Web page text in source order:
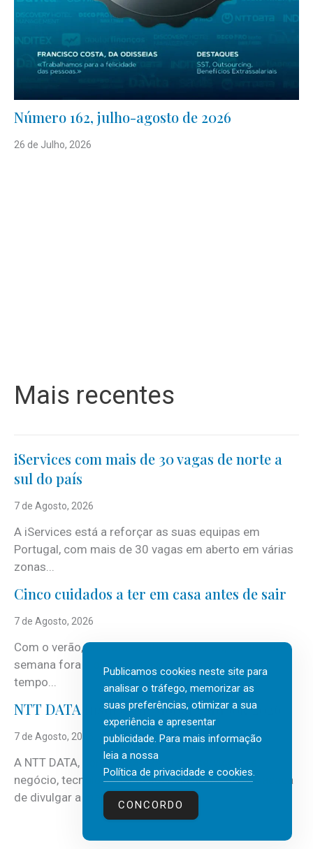
Número 162, julho-agosto de 2026
26 de Julho, 2026
Mais recentes
iServices com mais de 30 vagas de norte a
sul do país
7 de Agosto, 2026
A iServices está a reforçar as suas equipas em
Portugal, com mais de 30 vagas em aberto em várias
zonas...
Cinco cuidados a ter em casa antes de sair
7 de Agosto, 2026
Com o verão, chegam também as férias, os fins-de-
semana fora e os dias em que a casa fica mais
tempo...
NTT DATA Insurtech Global Outlook 2026
7 de Agosto, 2026
A NTT DATA, consultora global em serviços de
negócio, tecnologia e inteligência artificial (IA), acaba
de divulgar a mais recente...
Publicamos cookies neste site para
analisar o tráfego, memorizar as
suas preferências, otimizar a sua
experiência e apresentar
publicidade. Para mais informação
leia a nossa
Política de privacidade e cookies.
CONCORDO